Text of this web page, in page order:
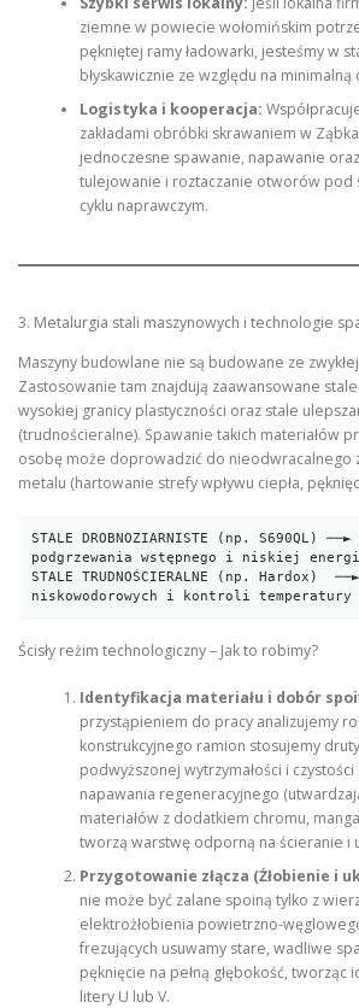
ziemne w powiecie wołomińskim
pękniętej ramy ładowarki, jesteśmy w
błyskawicznie ze względu na minimalną
Logistyka i kooperacja:
zakładami obróbki skrawaniem w
jednoczesne spawanie, napawanie
tulejowanie i roztaczanie otworów pod
cyklu naprawczym.
3. Metalurgia stali maszynowych i technologie
Maszyny budowlane nie są budowane ze
Zastosowanie tam znajdują zaawansowane
wysokiej granicy plastyczności oraz stale
(trudnościeralne). Spawanie takich materiałów
osobę może doprowadzić do nieodwracalnego
metalu (hartowanie strefy wpływu ciepła,
STALE DROBNOZIARNISTE (np. S690QL) ──►
podgrzewania wstępnego i niskiej
STALE TRUDNOŚCIERALNE (np. Hardox)
Ścisły reżim technologiczny – Jak to robimy?
Identyfikacja materiału i dobór
przystąpieniem do pracy analizujemy
konstrukcyjnego ramion stosujemy
podwyższonej wytrzymałości i
napawania regeneracyjnego
materiałów z dodatkiem chromu,
tworzą warstwę odporną na ścieranie i
Przygotowanie złącza (Żłobienie i
nie może być zalane spoiną tylko z
elektrożłobienia powietrzno-
frezujących usuwamy stare, wadliwe
pęknięcie na pełną głębokość, tworząc
litery U lub V.